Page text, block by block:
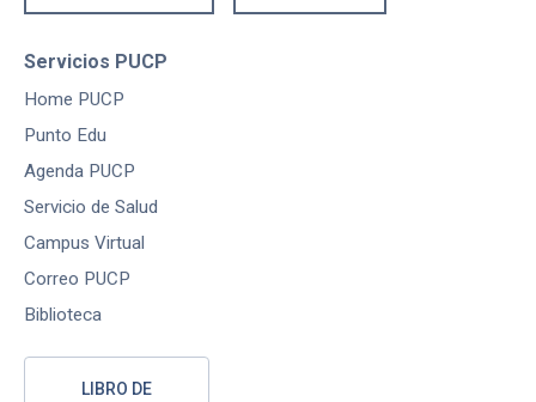
Servicios PUCP
Home PUCP
Punto Edu
Agenda PUCP
Servicio de Salud
Campus Virtual
Correo PUCP
Biblioteca
LIBRO DE